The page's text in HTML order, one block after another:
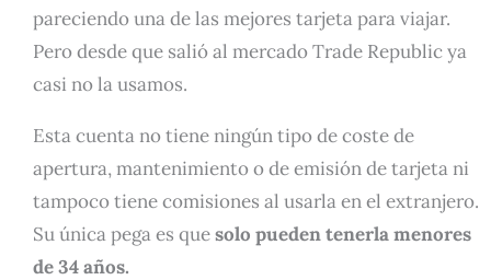
pareciendo una de las mejores tarjeta para viajar.
Pero desde que salió al mercado Trade Republic ya
casi no la usamos.
Esta cuenta no tiene ningún tipo de coste de
apertura, mantenimiento o de emisión de tarjeta ni
tampoco tiene comisiones al usarla en el extranjero.
Su única pega es quesolo pueden tenerla menores
de 34 años.